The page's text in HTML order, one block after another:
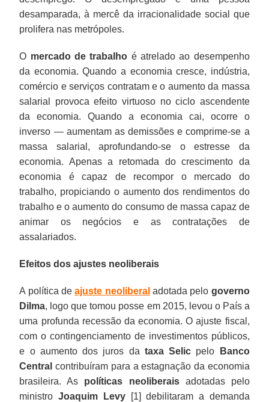
desamparada, à mercê da irracionalidade social que
prolifera nas metrópoles.
O mercado de trabalho é atrelado ao desempenho
da economia. Quando a economia cresce, indústria,
comércio e serviços contratam e o aumento da massa
salarial provoca efeito virtuoso no ciclo ascendente
da economia. Quando a economia cai, ocorre o
inverso — aumentam as demissões e comprime-se a
massa salarial, aprofundando-se o estresse da
economia. Apenas a retomada do crescimento da
economia é capaz de recompor o mercado do
trabalho, propiciando o aumento dos rendimentos do
trabalho e o aumento do consumo de massa capaz de
animar os negócios e as contratações de
assalariados.
Efeitos dos ajustes neoliberais
A política deajuste neoliberal adotada pelo governo
Dilma, logo que tomou posse em 2015, levou o País a
uma profunda recessão da economia. O ajuste fiscal,
com o contingenciamento de investimentos públicos,
e o aumento dos juros da taxa Selic pelo
Banco
Central contribuíram para a estagnação da economia
brasileira. As políticas neoliberaisadotadas pelo
ministroJoaquim Levy[1] debilitaram a demanda